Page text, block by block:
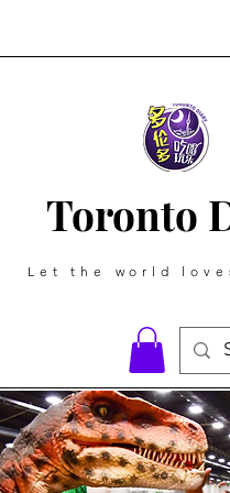
Toronto
Let the world